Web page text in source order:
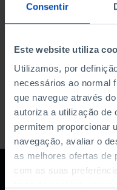
Consentir
Este website utiliza
Utilizamos, por
necessários ao normal
que navegue através
autoriza a utilização de
permitem proporcionar
navegação, avaliar o
as melhores ofertas de
com as suas
DATA DE FIM